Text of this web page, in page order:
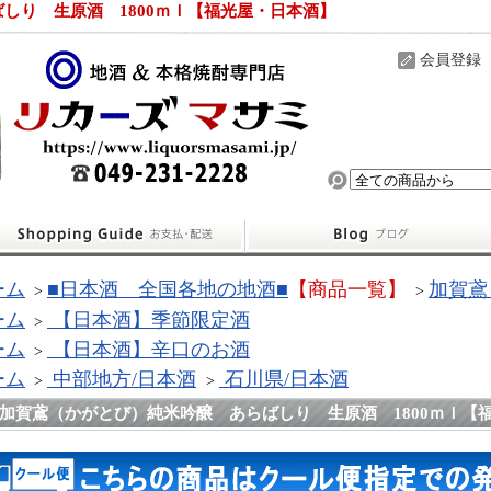
り 生原酒 1800ｍｌ【福光屋・日本酒】
会員登録
ム > ■日本酒 全国各地の地酒■ 【商品一覧】 > 加賀
ム >
【日本酒】季節限定酒
ム >
【日本酒】辛口のお酒
ム > 中部地方/日本酒 > 石川県/日本酒
加賀鳶（かがとび）純米吟醸 あらばしり 生原酒 1800ｍｌ【